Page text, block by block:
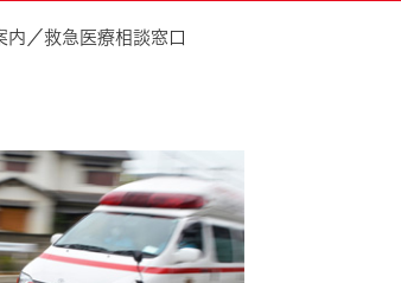
／救急医療相談窓口